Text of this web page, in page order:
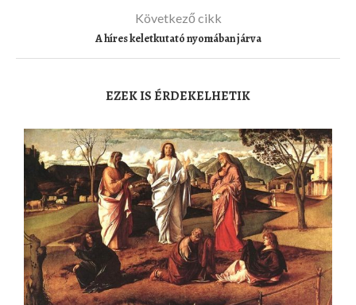
Következő cikk
A híres keletkutató nyomában járva
EZEK IS ÉRDEKELHETIK